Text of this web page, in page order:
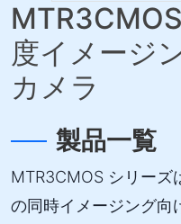
度イメージ
カメラ
製品一覧
MTR3CMOS シリーズ
の同時イメージング向